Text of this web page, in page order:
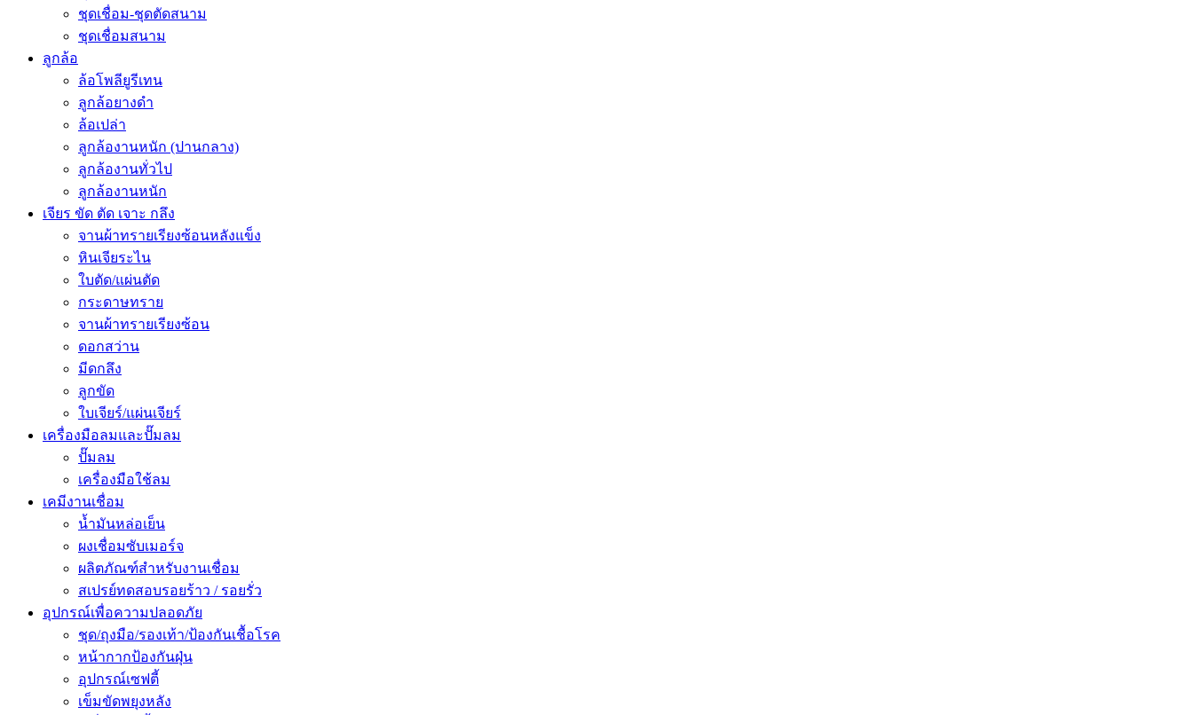
ชุดเชื่อม-ชุดตัดสนาม
ชุดเชื่อมสนาม
ลูกล้อ
ล้อโพลียูรีเทน
ลูกล้อยางดำ
ล้อเปล่า
ลูกล้องานหนัก (ปานกลาง)
ลูกล้องานทั่วไป
ลูกล้องานหนัก
เจียร ขัด ตัด เจาะ กลึง
จานผ้าทรายเรียงซ้อนหลังแข็ง
หินเจียระไน
ใบตัด/แผ่นตัด
กระดาษทราย
จานผ้าทรายเรียงซ้อน
ดอกสว่าน
มีดกลึง
ลูกขัด
ใบเจียร์/แผ่นเจียร์
เครื่องมือลมและปั๊มลม
ปั๊มลม
เครื่องมือใช้ลม
เคมีงานเชื่อม
น้ำมันหล่อเย็น
ผงเชื่อมซับเมอร์จ
ผลิตภัณฑ์สำหรับงานเชื่อม
สเปรย์ทดสอบรอยร้าว / รอยรั่ว
อุปกรณ์เพื่อความปลอดภัย
ชุด/ถุงมือ/รองเท้า/ป้องกันเชื้อโรค
หน้ากากป้องกันฝุ่น
อุปกรณ์เซฟตี้
เข็มขัดพยุงหลัง